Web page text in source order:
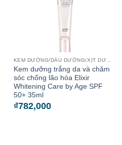
KEM DƯỠNG/DẦU DƯỠNG/XỊT DƯỠNG
Kem dưỡng trắng da và chăm
sóc chống lão hóa Elixir
Whitening Care by Age SPF
50+ 35ml
₫782,000